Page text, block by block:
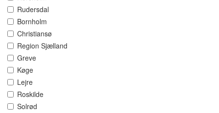
Rudersdal
Bornholm
Christiansø
Region Sjælland
Greve
Køge
Lejre
Roskilde
Solrød